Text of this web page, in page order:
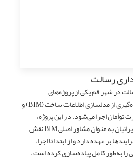
رسالت
در شهر قم یکی از پروژه‌های
شاخص استان است که با بهره‌گیری از مدلسازی اطلاعات ساخت (BIM) و
اجرا می‌شود. در این پروژه،
شرکت فناورانه بنا یار مهراز ایرانیان به عنوان مشاور اصلی BIM نقش
بر عهده دارد و از ابتدا تا اجرا،
را به‌طور کامل پیاده‌سازی کرده است.